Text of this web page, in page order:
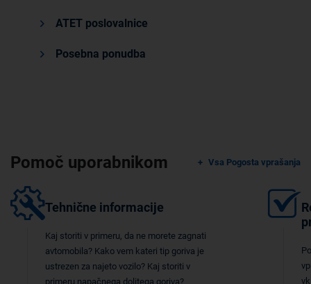
ATET poslovalnice
Posebna ponudba
Pomoč uporabnikom Vsa Pogosta vprašanja
Tehnične informacije
Kaj storiti v primeru, da ne morete zagnati
avtomobila? Kako vem kateri tip goriva je
ustrezen za najeto vozilo? Kaj storiti v
primeru napačnega dolitega goriva?